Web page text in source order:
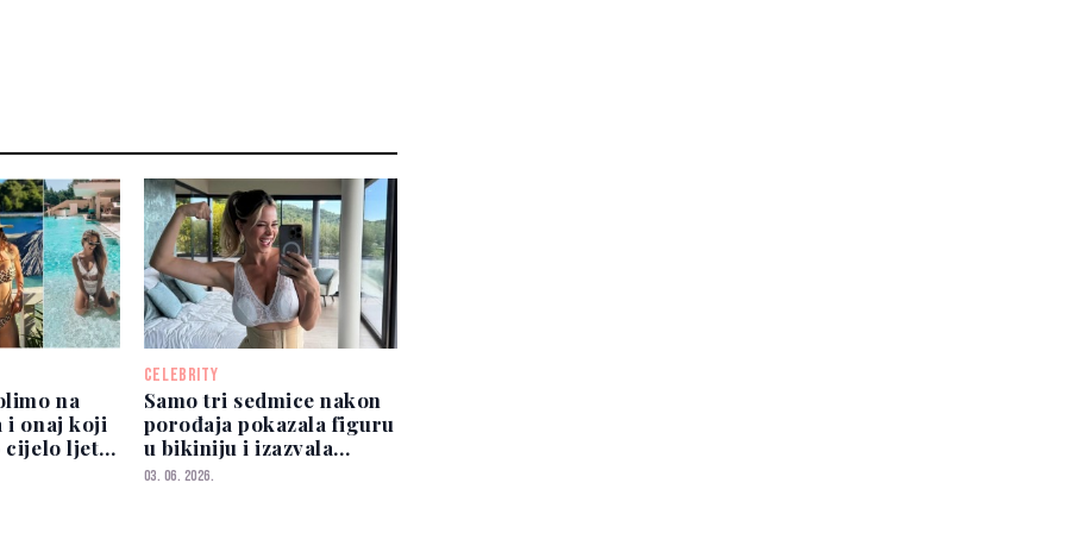
na
i onaj koji
cijelo ljeto
CELEBRITY
Samo tri sedmice nakon
porođaja pokazala figuru
u bikiniju i izazvala
brojne reakcije
03. 06. 2026.